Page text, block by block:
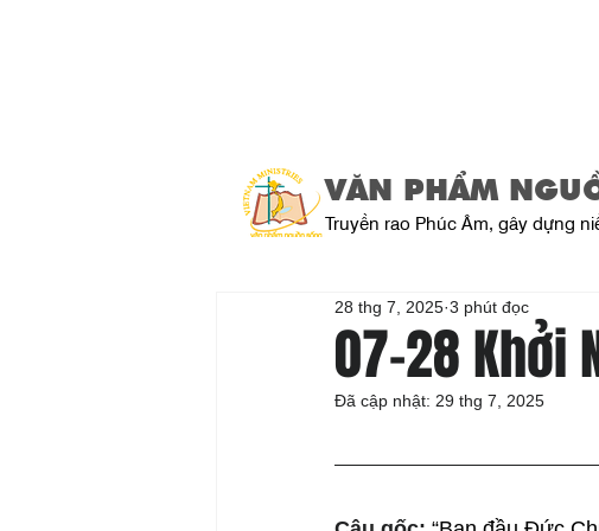
VĂN PHẨM
Truyền rao Phúc Âm, gây dựng
07-28 Khởi
28 thg 7, 2025 3 phút đọc
Đã cập nhật: 29 thg 7, 2025